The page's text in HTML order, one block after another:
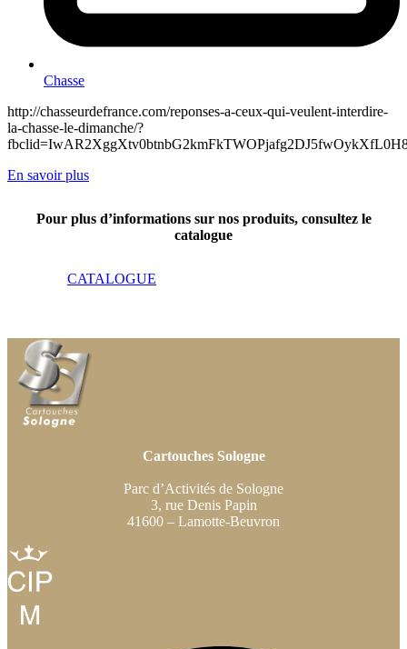
Chasse
http://chasseurdefrance.com/reponses-a-ceux-qui-veulent-interdire-
la-chasse-le-dimanche/?
En savoir plus
Pour plus d’informations sur nos produits, consultez le
catalogue
CATALOGUE
Cartouches Sologne
Parc d’Activités de Sologne
3, rue Denis Papin
41600 – Lamotte-Beuvron